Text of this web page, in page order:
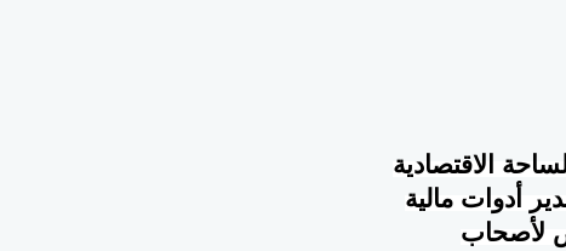
الاقتصادية
أدوات مالية
لأصحاب